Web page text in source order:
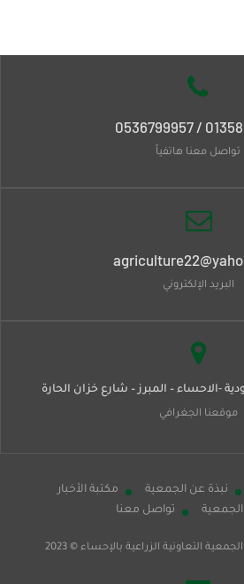
تواصل معنا هاتفياً
البريد الإلكتروني
-الاحساء – المبرز – شارع خزان الحارة
موقعنا الجغرافي
نبذة عن الجمعية
مكتبة الأخبار
تواصل معنا
الجمعية التعاونية الزراعية بالإحساء© 2023